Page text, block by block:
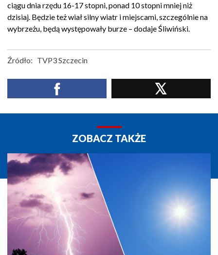
ciągu dnia rzędu 16-17 stopni, ponad 10 stopni mniej niż
dzisiaj. Będzie też wiał silny wiatr i miejscami, szczególnie na
wybrzeżu, będą występowały burze – dodaje Śliwiński.
Źródło: TVP3 Szczecin
ZOBACZ TAKŻE